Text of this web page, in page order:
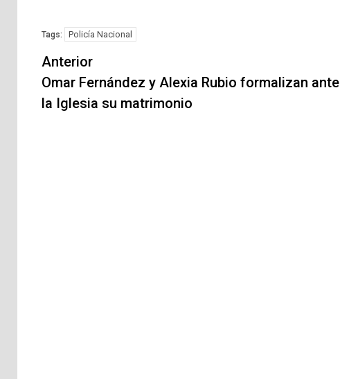
Tags: Policía Nacional
Navegación
de
entradas
Anterior
Omar Fernández y Alexia Rubio formalizan ante
la Iglesia su matrimonio